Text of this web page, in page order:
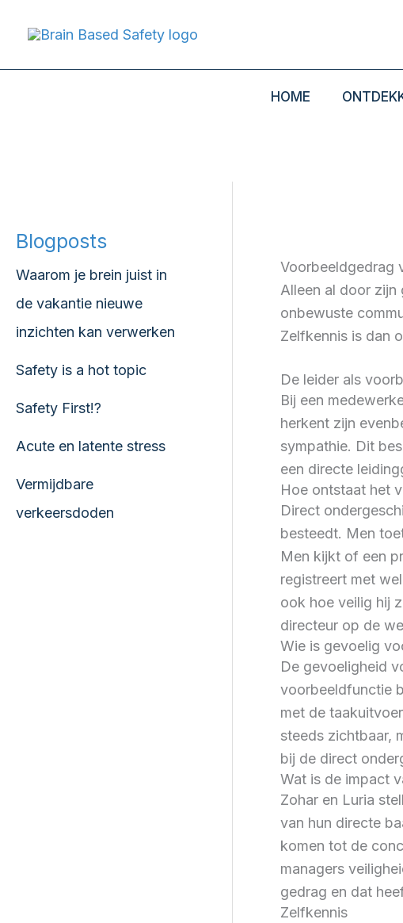
HOME
Blogposts
Waarom je brein juist in
de vakantie nieuwe
inzichten kan verwerken
Safety is a hot topic
Safety First!?
​Acute en latente stress
Vermijdbare
verkeersdoden
Voorbeeldgedrag
Alleen al door zijn
onbewuste
Zelfkennis is dan
De leider als
Bij een
herkent zijn
sympathie. Dit
een directe
Hoe ontstaat het
Direct
besteedt. Men
Men kijkt of een
registreert met
ook hoe veilig hij
directeur op de
Wie is gevoelig
De gevoeligheid
voorbeeldfunctie
met de
steeds zichtbaar,
bij de direct
Wat is de impact
Zohar en Luria
van hun directe
komen tot de
managers
gedrag en dat
Zelfkennis